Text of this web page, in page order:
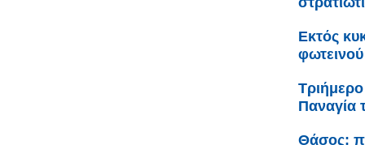
Εκτός
Παναγία
Θάσος: